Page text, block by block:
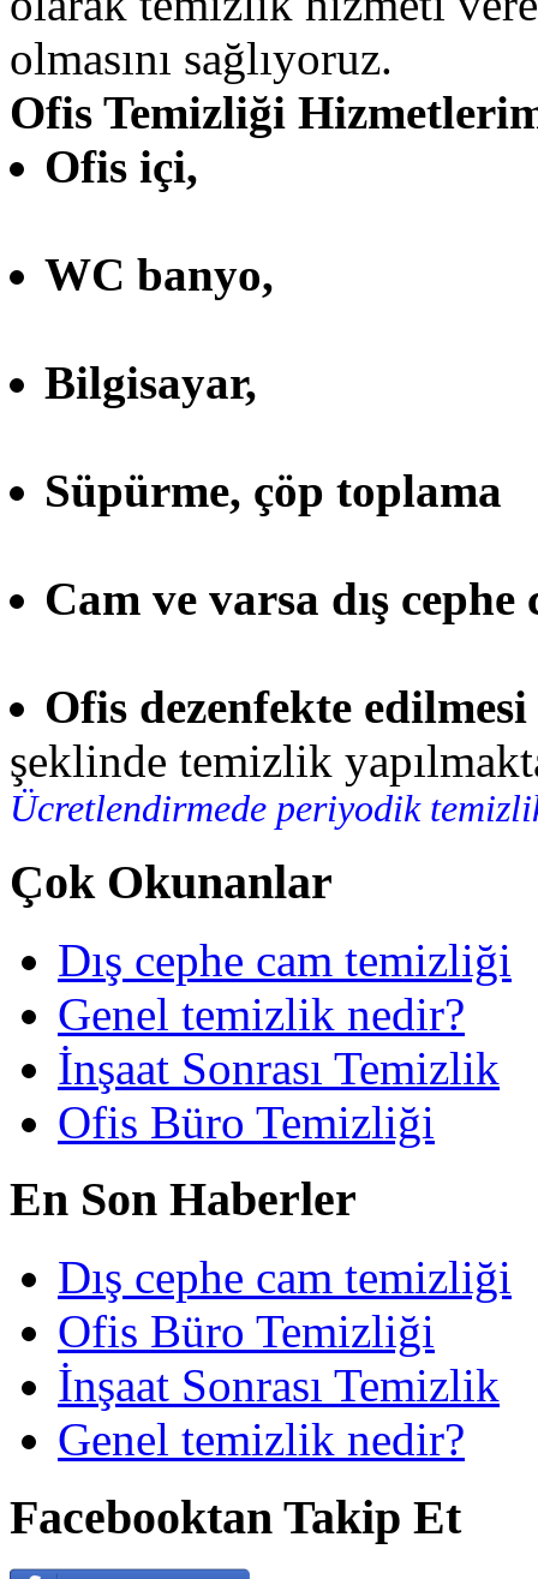
olmasını sağlıyoruz.
Ofis Temizliği
Ofis içi,
WC banyo,
Bilgisayar,
Süpürme, çöp toplama
Cam ve varsa dış
Ofis dezenfekte edilmesi
şeklinde temizlik
Ücretlendirmede periyodik
Çok Okunanlar
Dış cephe cam temizliği
Genel temizlik nedir?
İnşaat Sonrası Temizlik
Ofis Büro Temizliği
En Son Haberler
Dış cephe cam temizliği
Ofis Büro Temizliği
İnşaat Sonrası Temizlik
Genel temizlik nedir?
Facebooktan Takip Et